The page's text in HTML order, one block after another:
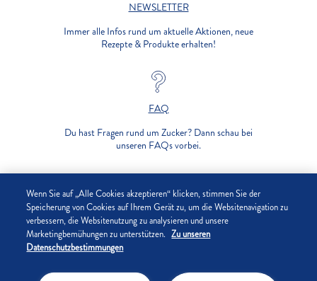
NEWSLETTER
Immer alle Infos rund um aktuelle Aktionen, neue
Rezepte & Produkte erhalten!
FAQ
Du hast Fragen rund um Zucker? Dann schau bei
unseren FAQs vorbei.
UNTERNEHMEN
DATENSCHUTZ
Wenn Sie auf „Alle Cookies akzeptieren“ klicken, stimmen Sie der
Speicherung von Cookies auf Ihrem Gerät zu, um die Websitenavigation zu
verbessern, die Websitenutzung zu analysieren und unsere
Marketingbemühungen zu unterstützen. Zu unseren
Datenschutzbestimmungen